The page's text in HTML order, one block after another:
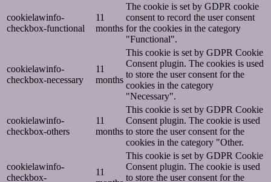
cookielawinfo-
checkbox-functional
11
months
The cookie is set by GDPR cookie
consent to record the user consent
for the cookies in the category
"Functional".
cookielawinfo-
checkbox-necessary
11
months
This cookie is set by GDPR Cookie
Consent plugin. The cookies is used
to store the user consent for the
cookies in the category
"Necessary".
cookielawinfo-
checkbox-others
11
months
This cookie is set by GDPR Cookie
Consent plugin. The cookie is used
to store the user consent for the
cookies in the category "Other.
cookielawinfo-
checkbox-
11
This cookie is set by GDPR Cookie
Consent plugin. The cookie is used
to store the user consent for the